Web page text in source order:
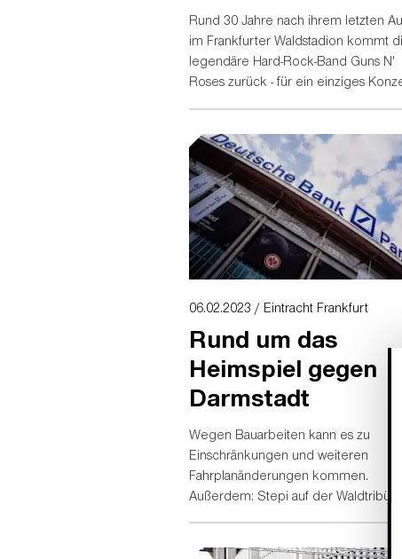
Rund 30 Jahre nach ihrem letzten
im Frankfurter Waldstadion kommt
legendäre Hard-Rock-Band Guns N'
Roses zurück - für ein einziges
06.02.2023 / Eintracht Frankfurt
Rund um das
Heimspiel gegen
Darmstadt
Wegen Bauarbeiten kann es zu
Einschränkungen und weiteren
Fahrplanänderungen kommen.
Außerdem: Stepi auf der Waldtribüne.
Details dazu und mehr finden